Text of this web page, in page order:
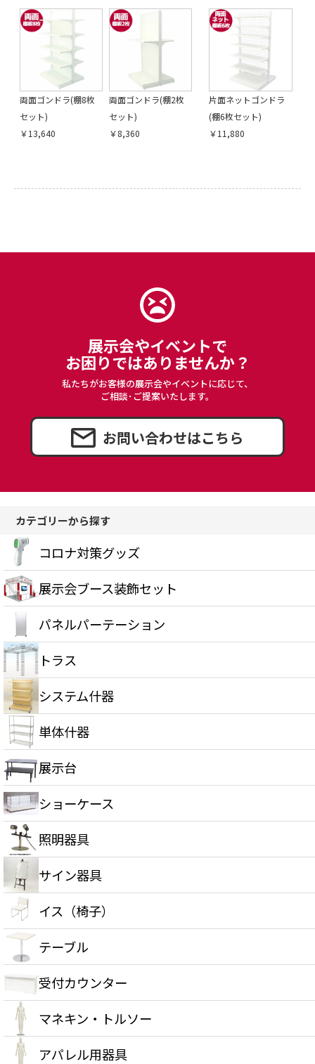
両面ゴンドラ(棚8枚
セット)
￥13,640
両面ゴンドラ(棚2枚
セット)
￥8,360
片面ネットゴンドラ
(棚6枚セット)
￥11,880
展示会やイベントで
お困りではありませんか？
私たちがお客様の展示会やイベントに応じて、
ご相談･ご提案いたします。
お問い合わせはこちら
カテゴリーから探す
コロナ対策グッズ
展示会ブース装飾セット
パネルパーテーション
トラス
システム什器
単体什器
展示台
ショーケース
照明器具
サイン器具
イス（椅子）
テーブル
受付カウンター
マネキン・トルソー
アパレル用器具